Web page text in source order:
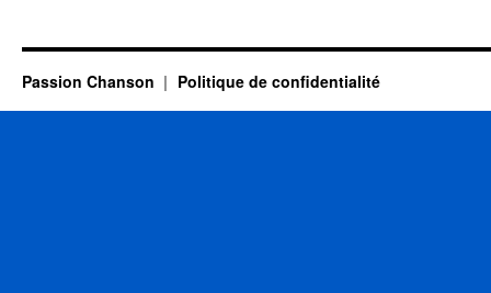
Passion Chanson Politique de confidentialité